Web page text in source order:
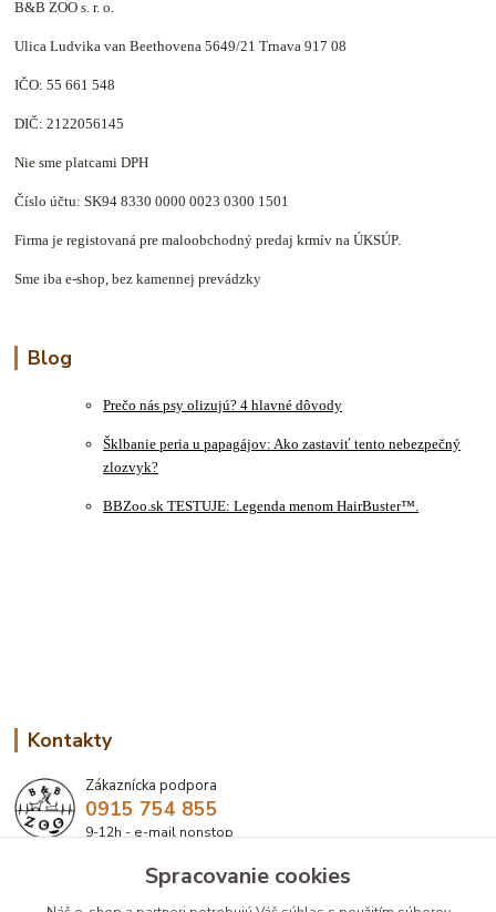
B&B ZOO s. r. o.
Ulica Ludvika van Beethovena 5649/21 Trnava 917 08
IČO: 55 661 548
DIČ: 2122056145
Nie sme platcami DPH
Číslo účtu: SK94 8330 0000 0023 0300 1501
Firma je registovaná pre maloobchodný predaj krmív na ÚKSÚP.
Sme iba e-shop, bez kamennej prevádzky
Blog
Prečo nás psy olizujú? 4 hlavné dôvody
Šklbanie peria u papagájov: Ako zastaviť tento nebezpečný
zlozvyk?
BBZoo.sk TESTUJE: Legenda menom HairBuster™.
Kontakty
Zákaznícka podpora
0915 754 855
9-12h - e-mail nonstop
eshop@bbzoo.skSpracovanie cookies